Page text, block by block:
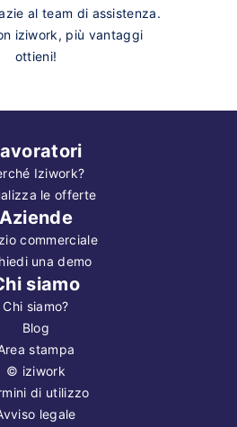
al team di assistenza.
iziwork, più vantaggi
ottieni!
Iziwork?
le offerte
Aziende
commerciale
una demo
siamo
Chi siamo?
Blog
stampa
© iziwork
di utilizzo
legale